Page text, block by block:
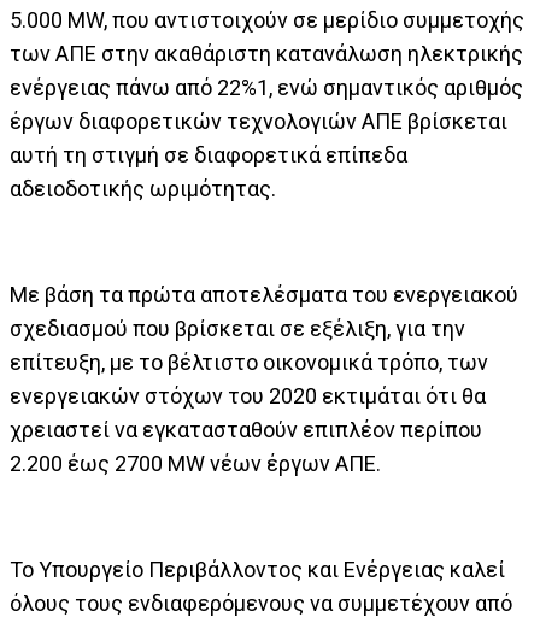
5.000 MW, που αντιστοιχούν σε μερίδιο συμμετοχής
των ΑΠΕ στην ακαθάριστη κατανάλωση ηλεκτρικής
ενέργειας πάνω από 22%1, ενώ σημαντικός αριθμός
έργων διαφορετικών τεχνολογιών ΑΠΕ βρίσκεται
αυτή τη στιγμή σε διαφορετικά επίπεδα
αδειοδοτικής ωριμότητας.
Με βάση τα πρώτα αποτελέσματα του ενεργειακού
σχεδιασμού που βρίσκεται σε εξέλιξη, για την
επίτευξη, με το βέλτιστο οικονομικά τρόπο, των
ενεργειακών στόχων του 2020 εκτιμάται ότι θα
χρειαστεί να εγκατασταθούν επιπλέον περίπου
2.200 έως 2700 MW νέων έργων ΑΠΕ.
Το Υπουργείο Περιβάλλοντος και Ενέργειας καλεί
όλους τους ενδιαφερόμενους να συμμετέχουν από